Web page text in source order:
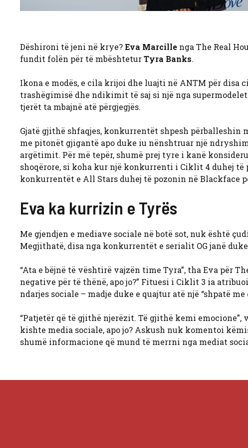
Dëshironi të jeni në krye?Eva Marcille nga The Real
fundit folën për të mbështeturTyra Banks.
Ikona e modës, e cila krijoi dhe luajti në ANTM për
trashëgimisë dhe ndikimit të saj si një nga
tjerët ta mbajnë atë përgjegjës.
Gjatë gjithë shfaqjes, konkurrentët shpesh përballeshin
me pitonët gjigantë apo duke iu nënshtruar një
argëtimit. Për më tepër, shumë prej tyre i kanë
shoqërore, si koha kur një konkurrenti i Ciklit 4 duhej
konkurrentët e All Stars duhej të pozonin në Blackface
Eva ka kurrizin e Tyrës
Me gjendjen e mediave sociale në botë sot, nuk është
Megjithatë, disa nga konkurrentët e serialit OG janë
“Ata e bëjnë të vështirë vajzën time Tyra”, tha Eva për
negative për të thënë, apo jo?” Fituesi i Ciklit 3 ia
ndarjes sociale – madje duke e quajtur atë një “shpatë me
“Patjetër që të gjithë njerëzit. Të gjithë kemi emocione”,
kishte media sociale, apo jo? Askush nuk komentoi
shumë informacione që mund të merrni nga mediat